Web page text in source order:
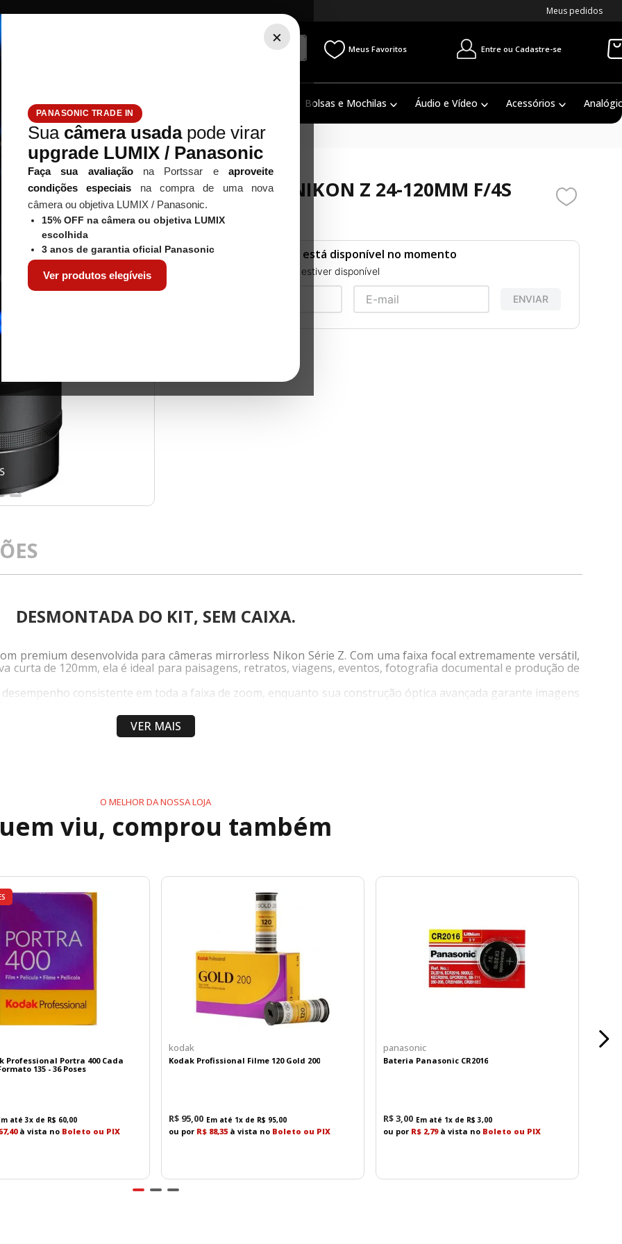
×
PANASONIC TRADE IN
Sua câmera usadapode virar
upgrade LUMIX / Panasonic
Faça sua avaliaçãona Portssar eaproveite
condições especiais na compra de uma nova
câmera ou objetiva LUMIX / Panasonic.
15% OFF na câmera ou objetiva LUMIX
escolhida
3 anos de garantia oficial Panasonic
Ver produtos elegíveis
Meus pedidos
Meus Favoritos Entre ou Cadastre-se
Tripé / Monopé Estúdio / Iluminação Bolsas e Mochilas Áudio e Vídeo Acessórios
OBJETIVA NIKON Z 24-120MM F/4S
Referência
Este produto não está disponível no momento
Quero saber quando estiver disponível
ENVIAR
DESMONTADA DO KIT, SEM CAIXA.
premium desenvolvida para câmeras mirrorless Nikon Série Z. Com uma faixa focal extremamente versátil,
curta de 120mm, ela é ideal para paisagens, retratos, viagens, eventos, fotografia documental e produção de
consistente em toda a faixa de zoom, enquanto sua construção óptica avançada garante imagens
mobilidade para quem precisa de praticidade sem abrir mão da qualidade profissional.
cromáticas, distorções e imperfeições ópticas, proporcionando imagens extremamente nítidas e detalhadas
VER MAIS
O MELHOR DA NOSSA LOJA
viu, comprou também
Professional Portra 400 Cada
135 - 36 Poses
até3x de R$ 60,00
à vista no Boleto ou PIX
kodak
Kodak Profissional Filme 120 Gold 200
R$ 95 00 Em até 1x de R$ 95,00
ou por R$ 88,35 à vista no Boleto ou PIX
panasonic
Bateria Panasonic CR2016
R$3 00 Em até 1x de R$ 3,00
ou por R$ 2,79à vista no Boleto ou PIX